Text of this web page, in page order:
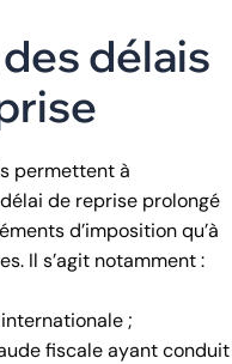
délais
permettent à
de reprise prolongé
d’imposition qu’à
Il s’agit notamment :
;
fiscale ayant conduit